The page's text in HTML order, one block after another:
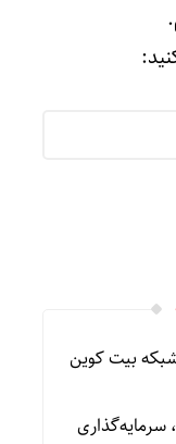
بیت کوین